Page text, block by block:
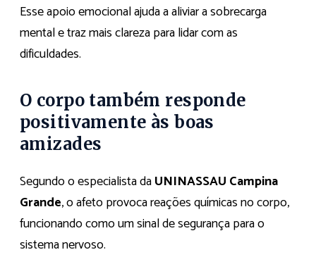
Esse apoio emocional ajuda a aliviar a sobrecarga
mental e traz mais clareza para lidar com as
dificuldades.
O corpo também responde
positivamente às boas
amizades
Segundo o especialista daUNINASSAU Campina
Grande, o afeto provoca reações químicas no corpo,
funcionando como um sinal de segurança para o
sistema nervoso.